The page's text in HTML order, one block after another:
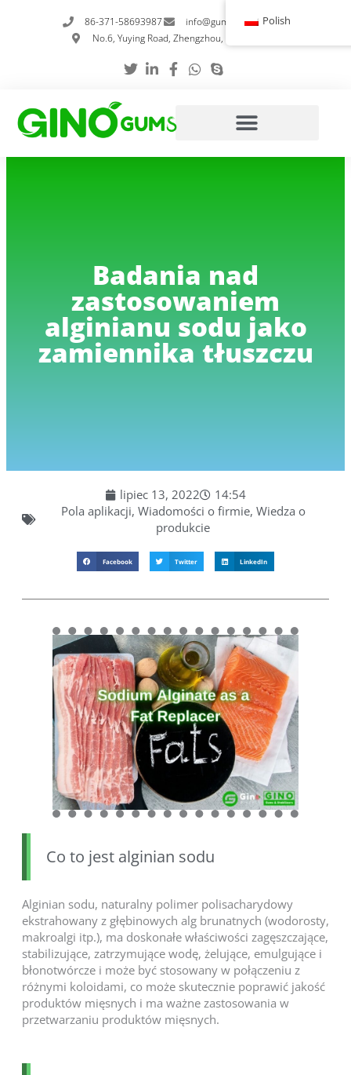
86-371-58693987
info@gumstabilizer.com
No.6, Yuying Road, Zhengzhou, Henan, Chiny
Badania nad
zastosowaniem
alginianu sodu jako
zamiennika tłuszczu
lipiec 13, 2022
14:54
Pola aplikacji, Wiadomości o firmie, Wiedza o
produkcie
Facebook Twitter LinkedIn
Co to jest alginian sodu
Alginian sodu, naturalny polimer polisacharydowy
ekstrahowany z głębinowych alg brunatnych (wodorosty,
makroalgi itp.), ma doskonałe właściwości zagęszczające,
stabilizujące, zatrzymujące wodę, żelujące, emulgujące i
błonotwórcze i może być stosowany w połączeniu z
różnymi koloidami, co może skutecznie poprawić jakość
produktów mięsnych i ma ważne zastosowania w
przetwarzaniu produktów mięsnych.
Polish